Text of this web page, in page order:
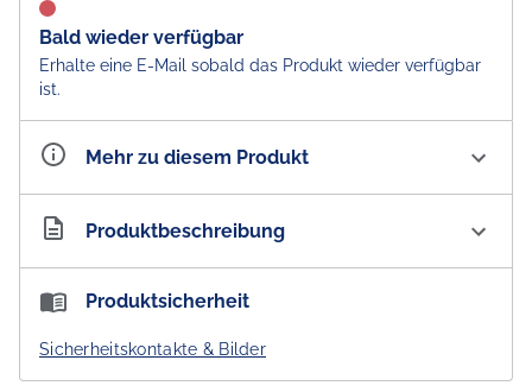
Bald wieder verfügbar
Erhalte eine E-Mail sobald das Produkt wieder verfügbar
ist.
Mehr zu diesem Produkt
Artikelnummer AU300323
Produktbeschreibung
Aesop Coriander Seed Body Cleanser
Ein stark aromatisches, leicht schäumendes Gel mit
Produktsicherheit
Sicherheitskontakte & Bilder